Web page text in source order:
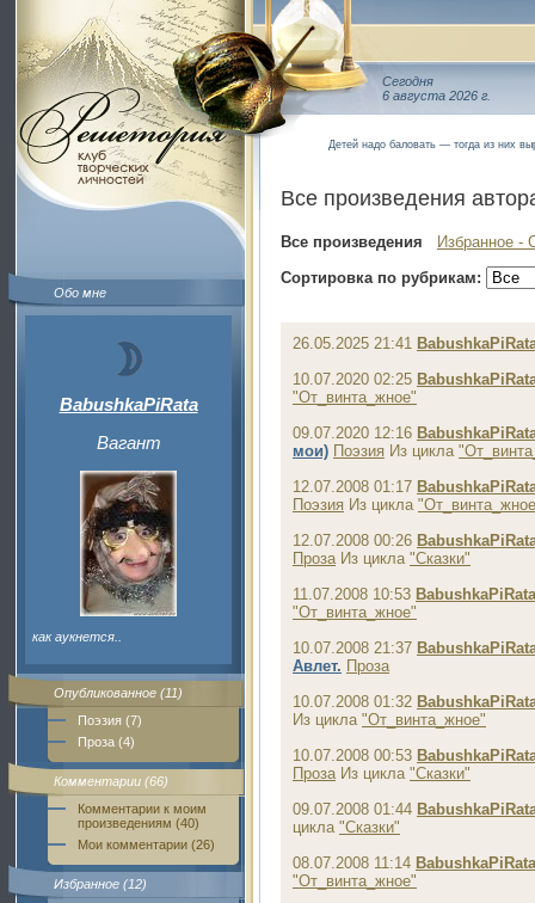
Обо мне
BabushkaPiRata
Вагант
как аукнется..
Опубликованное (11)
Поэзия (7)
Проза (4)
Комментарии (66)
Комментарии к моим
произведениям (40)
Мои комментарии (26)
Избранное (12)
Сегодня
6 августа 2026 г.
Детей надо баловать — тогда из них
Все произведения
Все произведения
Избранное -
Сортировка по рубрикам:
26.05.2025 21:41
10.07.2020 02:25
"От_винта_жное"
09.07.2020 12:16
мои) Поэзия Из цикла
12.07.2008 01:17
Поэзия Из цикла
12.07.2008 00:26
ПрозаИз цикла "Сказки"
11.07.2008 10:53 BabushkaPiRata
"От_винта_жное"
10.07.2008 21:37
Авлет. Проза
10.07.2008 01:32
Из цикла "От_винта_жное"
10.07.2008 00:53
ПрозаИз цикла "Сказки"
09.07.2008 01:44
цикла "Сказки"
08.07.2008 11:14 BabushkaPiRata
"От_винта_жное"